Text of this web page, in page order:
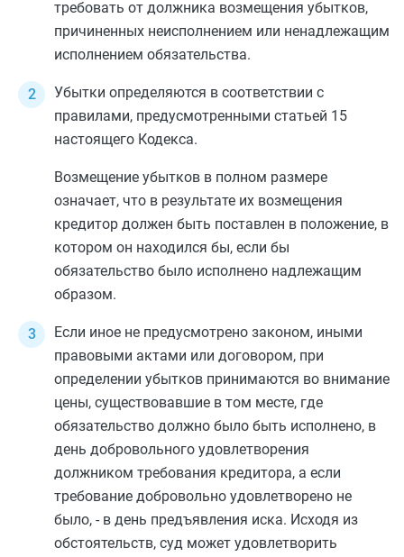
требовать от должника возмещения убытков,
причиненных неисполнением или ненадлежащим
исполнением обязательства.
Убытки определяются в соответствии с
правилами, предусмотренными статьей 15
настоящего Кодекса.
Возмещение убытков в полном размере
означает, что в результате их возмещения
кредитор должен быть поставлен в положение, в
котором он находился бы, если бы
обязательство было исполнено надлежащим
образом.
Если иное не предусмотрено законом, иными
правовыми актами или договором, при
определении убытков принимаются во внимание
цены, существовавшие в том месте, где
обязательство должно было быть исполнено, в
день добровольного удовлетворения
должником требования кредитора, а если
требование добровольно удовлетворено не
было, - в день предъявления иска. Исходя из
обстоятельств, суд может удовлетворить